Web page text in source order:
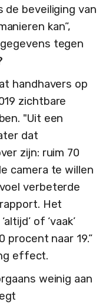
de beveiliging van
kan’’,
tegen
handhavers op
zichtbare
"Uit een
dat
zijn: ruim 70
camera te willen
verbeterde
Het
of ‘vaak’
procent naar 19.”
effect.
weinig aan